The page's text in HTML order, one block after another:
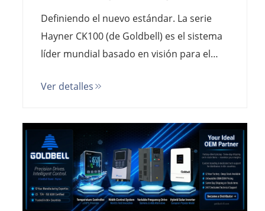
Definiendo el nuevo estándar. La serie
Hayner CK100 (de Goldbell) es el sistema
líder mundial basado en visión para el
película soplada. Precisión de 0,01 mm,
integración perfecta con PLC. Sin deriva,
rendimiento máximo.
Ver detalles